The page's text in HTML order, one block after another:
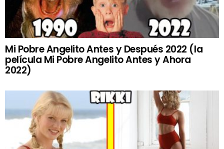
Mi Pobre Angelito Antes y Después 2022 (la
película Mi Pobre Angelito Antes y Ahora
2022)